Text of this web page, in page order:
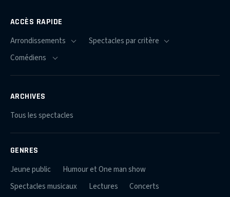
ACCÈS RAPIDE
ARCHIVES
Tous les spectacles
GENRES
Jeune public
Humour et One man show
Spectacles musicaux
Lectures
Concerts